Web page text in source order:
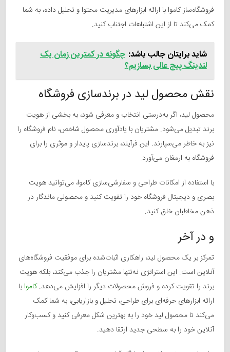
فروشگاه‌ساز کاموا با ارائه ابزارهای مدیریت محتوا و تحلیل داده، به شما
کمک می‌کند تا از این اشتباهات اجتناب کنید.
شاید برایتان جالب باشد: چگونه در کمترین زمان یک
لندینگ پیج عالی بسازیم؟
نقش محصول لید در برندسازی فروشگاه
محصول لید، اگر به‌درستی انتخاب و معرفی شود، به بخشی از هویت
برند تبدیل می‌شود. مشتریان با یادآوری محصول شاخص، نام فروشگاه را
نیز به خاطر می‌سپارند. این فرآیند، برندسازی پایدار و موثری را برای
فروشگاه به ارمغان می‌آورد.
با استفاده از امکانات طراحی و سفارشی‌سازی کاموا، می‌توانید هویت
بصری و دیجیتال فروشگاه خود را تقویت کنید و محصولی ماندگار در
ذهن مخاطبان خلق کنید.
و در آخر
تمرکز بر یک محصول لید، راهکاری اثبات‌شده برای موفقیت فروشگاه‌های
آنلاین است. این استراتژی نه‌تنها مشتریان را جذب می‌کند، بلکه هویت
برند را تقویت کرده و فروش محصولات دیگر را افزایش می‌دهد.کاموابا
ارائه ابزارهای حرفه‌ای برای طراحی، تحلیل و بازاریابی، به شما کمک
می‌کند تا محصول لید خود را به بهترین شکل معرفی کنید و کسب‌وکار
آنلاین خود را به سطحی جدید ارتقا دهید.